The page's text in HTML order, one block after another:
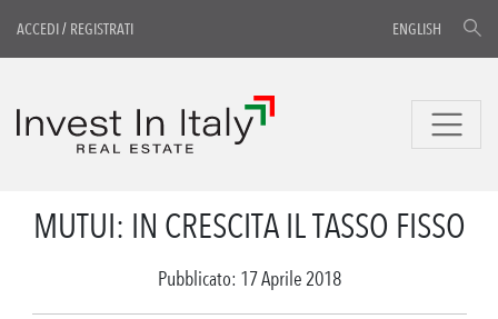
ACCEDI/ REGISTRATI ENGLISH
MUTUI: IN CRESCITA IL TASSO FISSO
Pubblicato: 17 Aprile 2018